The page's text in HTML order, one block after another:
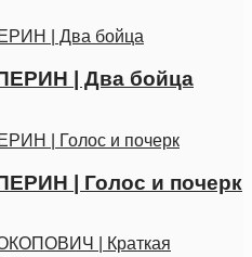
| Два бойца
| Голос и почерк